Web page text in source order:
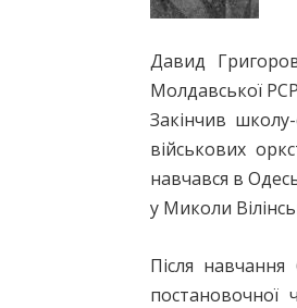
Давид
Молдавської
Закінчив
військових
навчався в
у Миколи
Після
постановочної